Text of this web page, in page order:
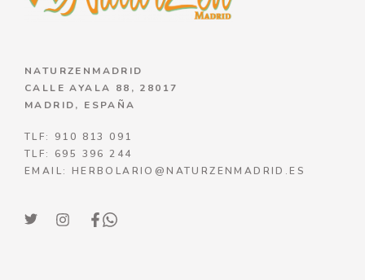
NATURZENMADRID
CALLE AYALA 88, 28017
MADRID, ESPAÑA
TLF: 910 813 091
TLF: 695 396 244
EMAIL: HERBOLARIO@NATURZENMADRID.ES